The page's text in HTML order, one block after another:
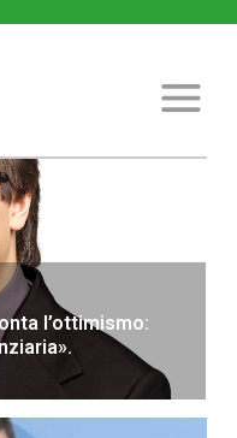
l’ottimismo: